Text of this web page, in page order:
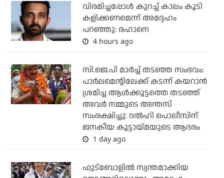
വിരമിച്ചപ്പോള്‍ കുറച്ച് കാലം കൂടി
കളിക്കണമെന്ന് അദ്ദേഹം
പറഞ്ഞു: രഹാനെ
4 hours ago
സി.ജെ.പി മാര്‍ച്ച് തടഞ്ഞ സംഭവം:
പാര്‍ലമെന്റിലേക്ക് കടന്ന് കയറാന്‍
ശ്രമിച്ച ആള്‍ക്കൂട്ടത്തെ തടഞ്ഞ്
അവര്‍ നമ്മുടെ അന്തസ്
സംരക്ഷിച്ചു: ദല്‍ഹി പൊലീസിന്
ജനകീയ കൂട്ടായ്മയുടെ ആദരം
1 day ago
ഫുട്ബോളില്‍ സ്വന്തമാക്കിയ